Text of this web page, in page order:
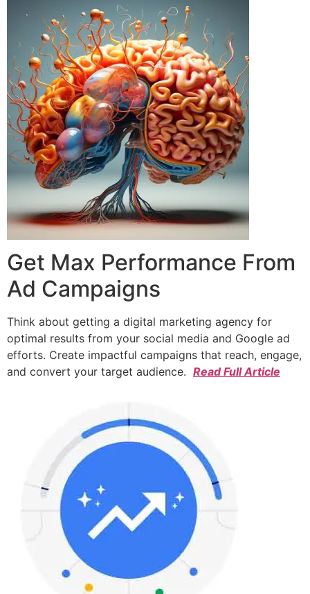
Get Max Performance From
Ad Campaigns
Think about getting a digital marketing agency for
optimal results from your social media and Google ad
efforts. Create impactful campaigns that reach, engage,
and convert your target audience. Read Full Article